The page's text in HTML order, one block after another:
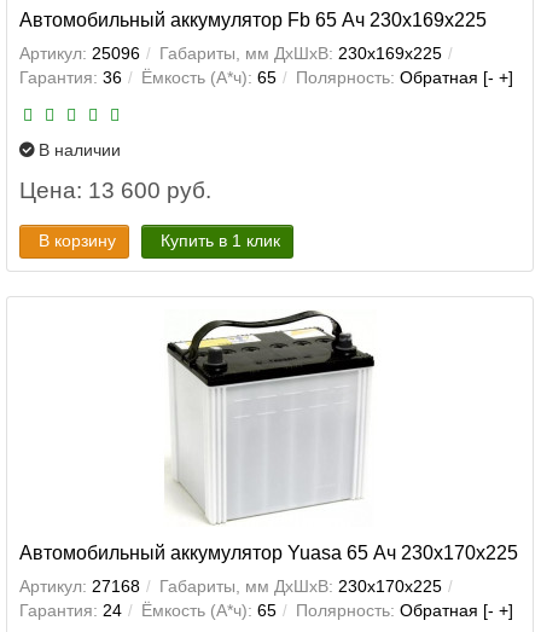
Автомобильный аккумулятор Fb 65 Ач 230x169x225
Артикул: 25096 Габариты, мм ДхШхВ: 230x169x225
Гарантия: 36 Ёмкость (А*ч): 65 Полярность: Обратная [- +]
В наличии
Цена: 13 600 руб.
В корзину Купить в 1 клик
Автомобильный аккумулятор Yuasa 65 Ач 230x170x225
Артикул: 27168 Габариты, мм ДхШхВ: 230x170x225
Гарантия: 24 Ёмкость (А*ч): 65 Полярность: Обратная [- +]